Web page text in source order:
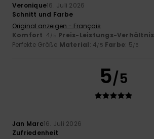
Veronique16. Juli 2026
Schnitt und Farbe
Original anzeigen - Français
Komfort: 4/5 Preis-Leistungs-Verhältnis
Perfekte Größe Material: 4/5 Farbe: 5/5
5/5
Jan Marc16. Juli 2026
Zufriedenheit